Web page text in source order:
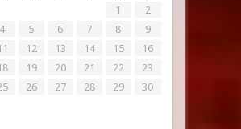
1
2
4 5 6 7 8
9
12 13 14 15
16
19 20 21 22
23
26 27 28 29
30